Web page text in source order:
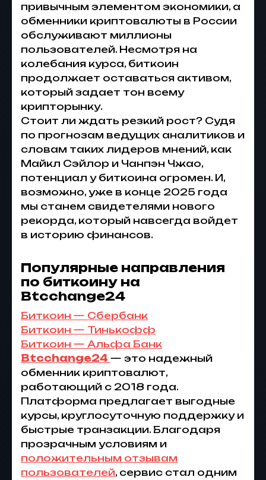
привычным элементом экономики, а
обменники криптовалюты в России
обслуживают миллионы
пользователей. Несмотря на
колебания курса, биткоин
продолжает оставаться активом,
который задает тон всему
крипторынку.
Стоит ли ждать резкий рост? Судя
по прогнозам ведущих аналитиков и
словам таких лидеров мнений, как
Майкл Сэйлор и Чанпэн Чжао,
потенциал у биткоина огромен. И,
возможно, уже в конце 2025 года
мы станем свидетелями нового
рекорда, который навсегда войдет
в историю финансов.
Популярные направления
по биткоину на
Btcchange24
Биткоин — Сбербанк
Биткоин — Тинькофф
Биткоин — Альфа Банк
Btcchange24 — это надежный
обменник криптовалют,
работающий с 2018 года.
Платформа предлагает выгодные
курсы, круглосуточную поддержку и
быстрые транзакции. Благодаря
прозрачным условиям и
положительным отзывам
пользователей, сервис стал одним